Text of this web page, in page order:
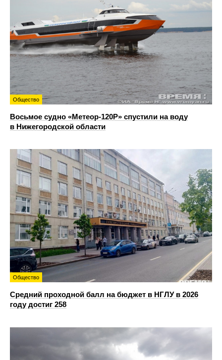
Общество
Восьмое судно «Метеор-120Р» спустили на воду
в Нижегородской области
Общество
Средний проходной балл на бюджет в НГЛУ в 2026
году достиг 258